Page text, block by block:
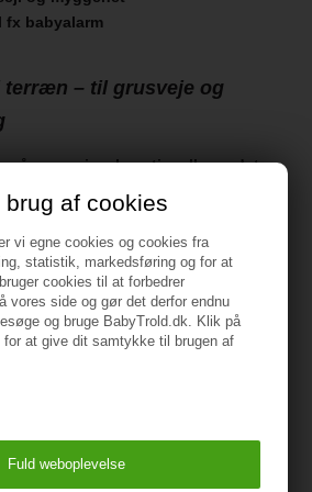
af cookies
vi egne cookies og cookies fra
statistik, markedsføring og for at
cookies til at forbedrer
vores side og gør det derfor endnu
og bruge BabyTrold.dk. Klik på
for at give dit samtykke til brugen af
fx babyalarm
terræn – til grusveje og
på grusveje, skovstier eller andet
med 4 faste hjul en rigtig
Fix
er designet til at være ekstra
Fix er overdelen placeret direkte på